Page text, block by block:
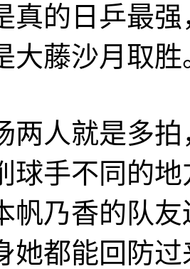
真的日乒最
大藤沙月取胜
两人就是多
球手不同的
帆乃香的队
她都能回防